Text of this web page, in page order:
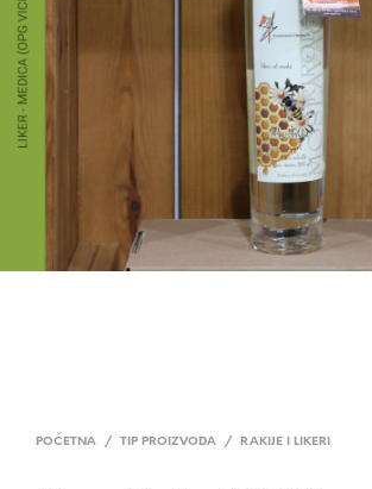
POČETNA / TIP PROIZVODA / RAKIJE I LIKERI